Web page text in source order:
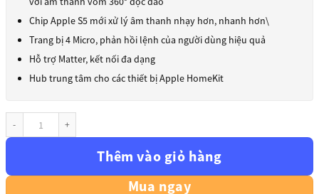
Chip Apple S5 mới xử lý âm thanh nhạy hơn, nhanh hơn\
Trang bị 4 Micro, phản hồi lệnh của người dùng hiệu quả
Hỗ trợ Matter, kết nối đa dạng
Hub trung tâm cho các thiết bị Apple HomeKit
Loa apple Homepod mini số lượng
Thêm vào giỏ hàng
Mua ngay